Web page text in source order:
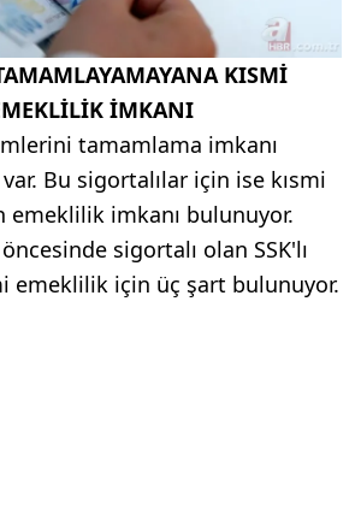
KISMİ
İMKANI
tamamlama imkanı
Bu sigortalılar için ise kısmi
emeklilik imkanı bulunuyor.
sigortalı olan SSK'lı
emeklilik için üç şart bulunuyor.